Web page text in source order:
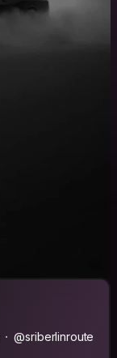
@sriberlinroute